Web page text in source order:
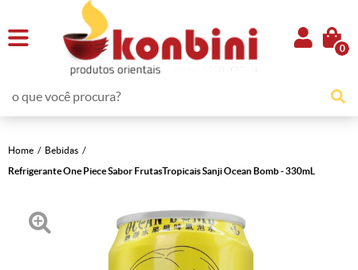
0
Home
Bebidas
Refrigerante One Piece Sabor FrutasTropicais Sanji Ocean Bomb - 330mL